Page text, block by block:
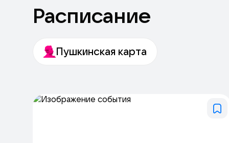
Главная цель проекта – образовательная.
мастер-классы, лекции, тематические
Расписание
Пушкинская карта